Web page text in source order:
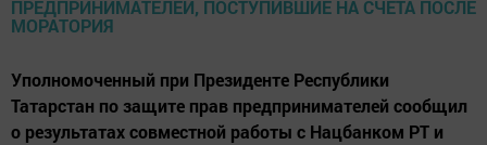
Уполномоченный при Президенте Республики
Татарстан по защите прав предпринимателей сообщил
о результатах совместной работы с Нацбанком РТ и